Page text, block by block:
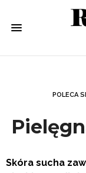
POLECA
Skóra sucha